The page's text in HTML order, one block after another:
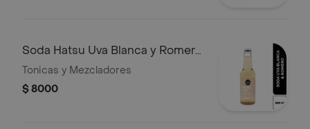
Soda Hatsu Uva Blanca y Romero
300 ml
Tonicas y Mezcladores
$ 8000